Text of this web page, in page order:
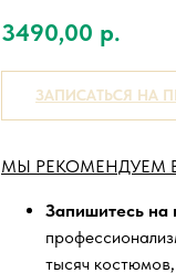
3490,00 р.
ЗАПИСАТЬСЯ НА
МЫ РЕКОМЕНДУЕМ
Запишитесь на
тысяч